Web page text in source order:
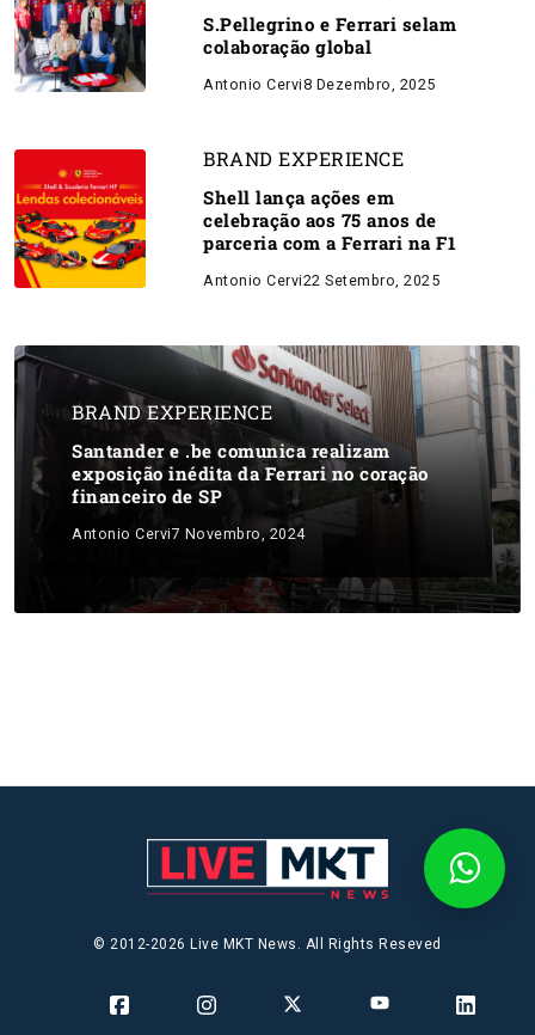
S.Pellegrino e Ferrari selam
colaboração global
Antonio Cervi8 Dezembro, 2025
BRAND EXPERIENCE
Shell lança ações em
celebração aos 75 anos de
parceria com a Ferrari na F1
Antonio Cervi22 Setembro, 2025
BRAND EXPERIENCE
Santander e .be comunica realizam
exposição inédita da Ferrari no coração
financeiro de SP
Antonio Cervi7 Novembro, 2024
© 2012-2026 Live MKT News. All Rights Reseved